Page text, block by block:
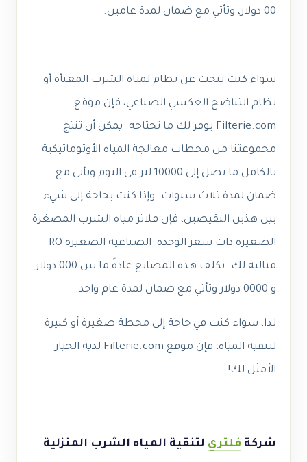
00 دولار، وتأتي مع ضمان لمدة عامين.
سواء كنت تبحث عن نظام لمياه الشرب المعبأة أو
نظام التناضح العكسي الصناعي، فإن موقع
Filterie.com يوفر لك ما تحتاجه. يمكن أن تنتج
مجموعتنا من محطات معالجة المياه الأوتوماتيكية
بالكامل ما يصل إلى 10000 لتر في اليوم وتأتي مع
ضمان لمدة ثلاث سنوات. وإذا كنت بحاجة إلى شيء
بين هذين النقيضين، فإن فلاتر مياه الشرب المصغرة
الصغيرة ذات سعر الوحدة الصناعية الصغيرة RO
مثالية لك. تكلف هذه المصانع عادةً ما بين 000 دولار
و 0000 دولار وتأتي مع ضمان لمدة عام واحد.
لذا، سواء كنت في حاجة إلى محطة صغيرة أو كبيرة
لتنقية المياه، فإن موقع Filterie.com لديه الخيار
الأمثل لك!
شركة فلتري لتنقية المياه الشرب المنزلية